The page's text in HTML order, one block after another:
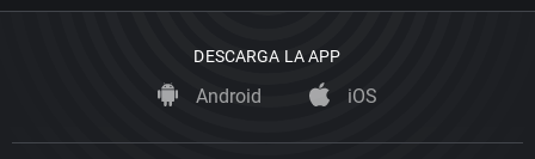
DESCARGA LA APP
Android iOS